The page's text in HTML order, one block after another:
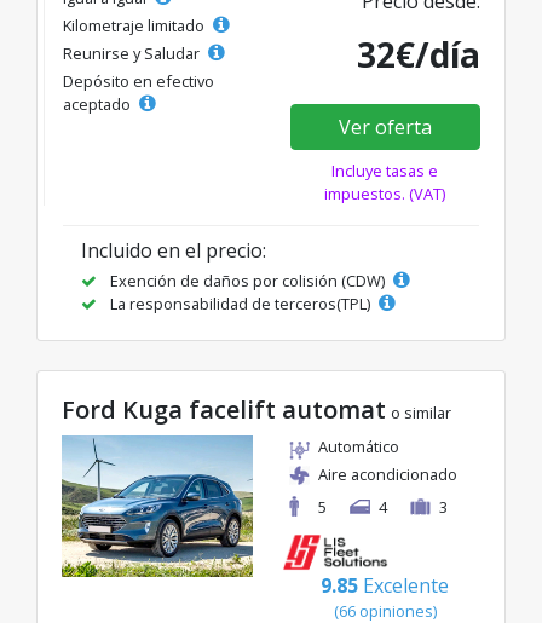
Kilometraje limitado
Reunirse y Saludar
Depósito en efectivo
aceptado
32€/día
Ver oferta
Incluye tasas e
impuestos. (VAT)
Incluido en el precio:
Exención de daños por colisión (CDW)
La responsabilidad de terceros(TPL)
Ford Kuga facelift automat o similar
Automático
Aire acondicionado
5
4 3
9.85 Excelente
(66 opiniones)